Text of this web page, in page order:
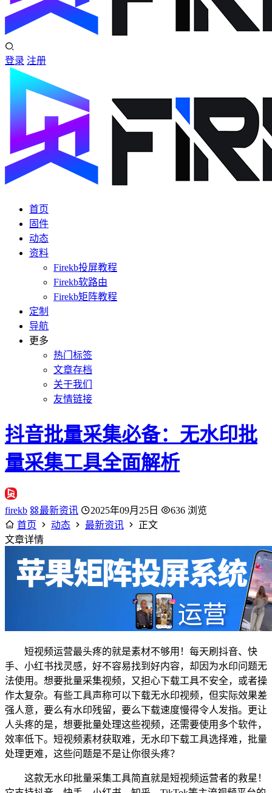
登录 注册
首页
固件
动态
资料
Firekb投屏教程
Firekb软路由
Firekb矩阵教程
定制
导航
更多
热门标签
文章存档
关于我们
友情链接
抖音批量采集必备：无水印批
量采集工具全面解析
firekb 最新资讯 2025年09月25日
636 浏览
首页
动态 最新资讯
正文
文章详情
短视频运营最头疼的就是素材不够用！每天刷抖音、快
手、小红书找灵感，好不容易找到好内容，却因为水印问题无
法使用。想要批量采集视频，又担心下载工具不安全，或者操
作太复杂。有些工具声称可以下载无水印视频，但实际效果差
强人意，要么有水印残留，要么下载速度慢得令人发指。更让
人头疼的是，想要批量处理这些视频，还需要使用多个软件，
效率低下。短视频素材获取难，无水印下载工具选择难，批量
处理更难，这些问题是不是让你很头疼？
这款无水印批量采集工具简直就是短视频运营者的救星！